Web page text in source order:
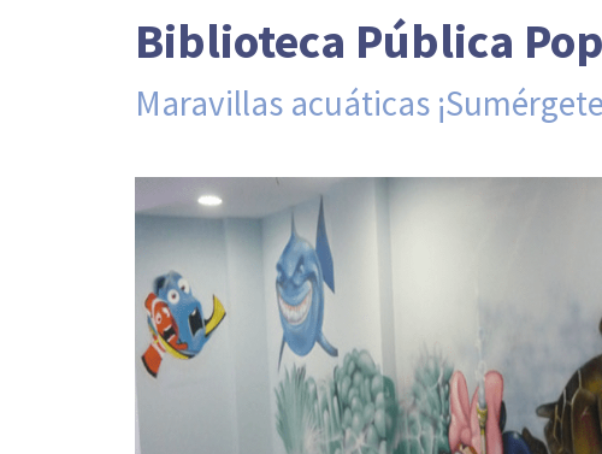
Biblioteca Pública
Maravillas acuáticas